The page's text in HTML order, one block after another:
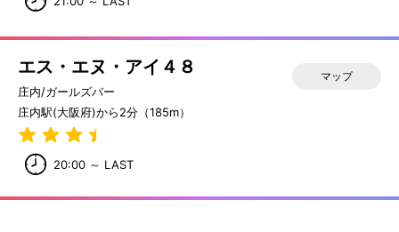
エス・エヌ・アイ４８
庄内/ガールズバー
庄内駅(大阪府)から2分（185m）
20:00 ～ LAST
マップ